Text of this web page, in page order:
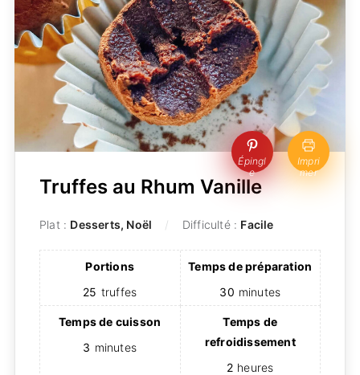
Épingl
e
Impri
mer
Truffes au Rhum Vanille
Plat : Desserts, Noël Difficulté : Facile
Portions
25 truffes
Temps de préparation
30 minutes
Temps de cuisson
3 minutes
Temps de
refroidissement
2 heures